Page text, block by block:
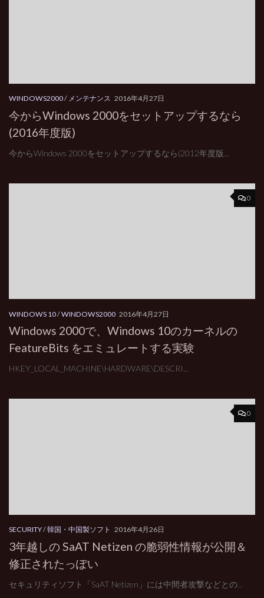
WINDOWS2000/ メンテナンス 2016年4月27日
今からWindows 2000をセットアップするなら
(2016年度版)
今からWindows 2000をセットアップするなら(2012年度版...
0
WINDOWS 10/WINDOWS2000 2016年4月27日
Windows 2000で、Windows 10のカーネルの
FeatureBits をエミュレートする実験
HKEY_LOCAL_MACHINE\HARDWARE\DESCRI...
0
SECURITY/韓国・中国製ソフト 2016年4月26日
3年越しの SaAT Netizen の脆弱性情報が公開＆
修正されたっぽい
セキュリティソフト「SaAT Netizen」には中間者攻撃などとの...